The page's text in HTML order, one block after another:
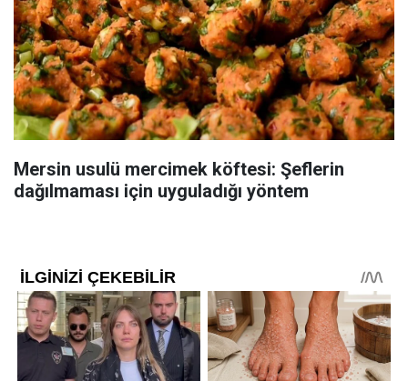
Mersin usulü mercimek köftesi: Şeflerin
dağılmaması için uyguladığı yöntem